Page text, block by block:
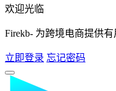
欢迎光临
Firekb- 为跨境电商提供
立即登录 忘记密码